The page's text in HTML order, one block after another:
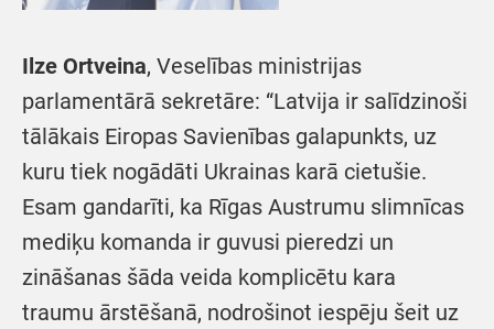
Ilze Ortveina, Veselības ministrijas
parlamentārā sekretāre: “Latvija ir salīdzinoši
tālākais Eiropas Savienības galapunkts, uz
kuru tiek nogādāti Ukrainas karā cietušie.
Esam gandarīti, ka Rīgas Austrumu slimnīcas
mediķu komanda ir guvusi pieredzi un
zināšanas šāda veida komplicētu kara
traumu ārstēšanā, nodrošinot iespēju šeit uz